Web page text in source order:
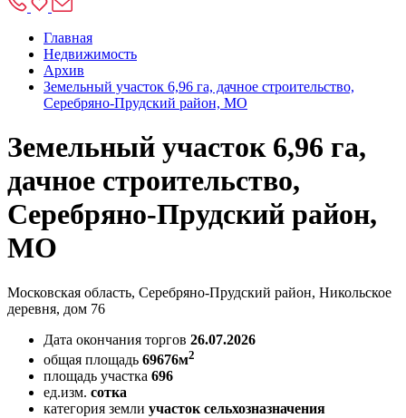
Главная
Недвижимость
Архив
Земельный участок 6,96 га, дачное строительство,
Серебряно‑Прудский район, МО
Земельный участок 6,96 га,
дачное строительство,
Серебряно‑Прудский район,
МО
Московская область, Серебряно-Прудский район, Никольское
деревня, дом 76
Дата окончания торгов 26.07.2026
общая площадь 69676м2
площадь участка 696
ед.изм. сотка
категория земли участок сельхозназначения